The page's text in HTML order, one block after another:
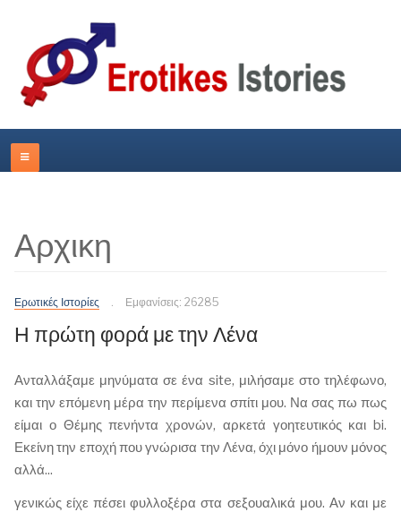
Αρχικη
Ερωτικές Ιστορίες Εμφανίσεις: 26285
Η πρώτη φορά με την Λένα
Ανταλλάξαμε μηνύματα σε ένα site, μιλήσαμε στο τηλέφωνο,
και την επόμενη μέρα την περίμενα σπίτι μου. Να σας πω πως
είμαι ο Θέμης πενήντα χρονών, αρκετά γοητευτικός και bi.
Εκείνη την εποχή που γνώρισα την Λένα, όχι μόνο ήμουν μόνος
αλλά...
γενικώς είχε πέσει φυλλοξέρα στα σεξουαλικά μου. Αν και με